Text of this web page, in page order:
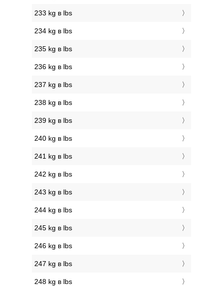
233 kg в lbs
234 kg в lbs
235 kg в lbs
236 kg в lbs
237 kg в lbs
238 kg в lbs
239 kg в lbs
240 kg в lbs
241 kg в lbs
242 kg в lbs
243 kg в lbs
244 kg в lbs
245 kg в lbs
246 kg в lbs
247 kg в lbs
248 kg в lbs